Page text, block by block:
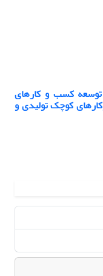
کسب و کارهای
کوچک تولیدی و